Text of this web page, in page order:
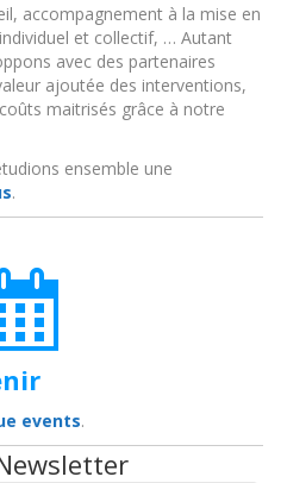
accompagnement à la mise en
et collectif, … Autant
avec des partenaires
ajoutée des interventions,
maitrisés grâce à notre
ensemble une
.
events.